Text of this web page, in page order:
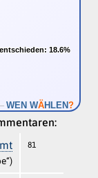
18.6%
18.6%
WEN WÄHLEN?
81